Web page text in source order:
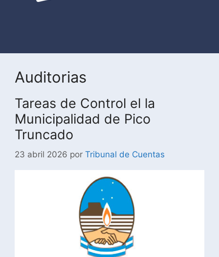
Auditorias
Tareas de Control el la
Municipalidad de Pico
Truncado
23 abril 2026 por Tribunal de Cuentas